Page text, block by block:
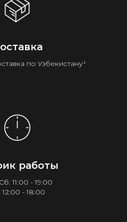
по Узбекистану¹
работы
11:00 - 19:00
12:00 - 18:00